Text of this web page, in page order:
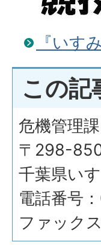
『いす
この記
危機管理課
〒298-
千葉県い
電話番号
ファック